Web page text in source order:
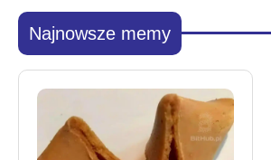
Najnowsze memy